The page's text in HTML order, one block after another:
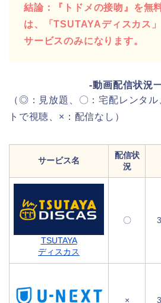
結論：『トドメの接吻』を無
は、「TSUTAYAディスカス
サービスのみになります。
-動画配信状況
（◎：見放題、〇：宅配レンタ
トで視聴、×：配信なし）
サービス名
配信状
況
TSUTAYA
ディスカス
〇
×